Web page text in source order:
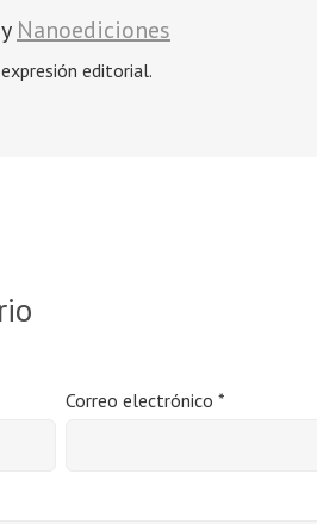
Nanoediciones
editorial.
Correo electrónico*